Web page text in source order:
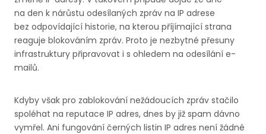
na den k nárůstu odesílaných zpráv na IP adrese
bez odpovídající historie, na kterou příjímající strana
reaguje blokováním zpráv. Proto je nezbytné přesuny
infrastruktury připravovat i s ohledem na odesílání e-
mailů.
Kdyby však pro zablokování nežádoucích zpráv stačilo
spoléhat na reputace IP adres, dnes by již spam dávno
vymřel. Ani fungování černých listin IP adres není žádné